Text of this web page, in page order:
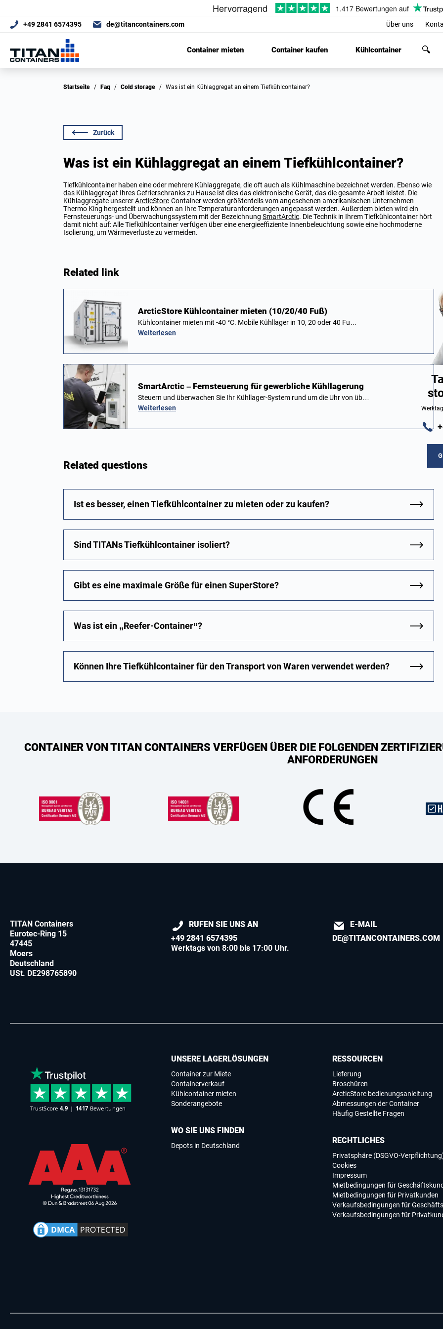
+49 2841 6574395 de@titancontainers.com Über uns
Container mieten Container kaufen Kühlcontainer
Startseite / Faq / Cold storage / Was ist ein Kühlaggregat an einem Tiefkühlcontainer?
Zurück
Was ist ein Kühlaggregat an einem Tiefkühlcontainer?
Tiefkühlcontainer haben eine oder mehrere Kühlaggregate, die oft auch als Kühlmaschine bezeichnet werden. Ebenso wie
das Kühlaggregat Ihres Gefrierschranks zu Hause ist dies das elektronische Gerät, das die gesamte Arbeit leistet. Die
Kühlaggregate unsererArcticStore-Container werden größtenteils vom angesehenen amerikanischen Unternehmen
Thermo King hergestellt und können an Ihre Temperaturanforderungen angepasst werden. Außerdem bieten wird ein
Fernsteuerungs- und Überwachungssystem mit der Bezeichnung SmartArctic. Die Technik in Ihrem Tiefkühlcontainer hört
damit nicht auf: Alle Tiefkühlcontainer verfügen über eine energieeffiziente Innenbeleuchtung sowie eine hochmoderne
Isolierung, um Wärmeverluste zu vermeiden.
Related link
ArcticStore Kühlcontainer mieten (10/20/40 Fuß)
Kühlcontainer mieten mit -40 °C. Mobile Kühllager in 10, 20 oder 40 Fu…
Weiterlesen
SmartArctic – Fernsteuerung für gewerbliche Kühllagerung
Steuern und überwachen Sie Ihr Kühllager-System rund um die Uhr von üb…
Weiterlesen
Related questions
Ist es besser, einen Tiefkühlcontainer zu mieten oder zu kaufen?
Sind TITANs Tiefkühlcontainer isoliert?
Gibt es eine maximale Größe für einen SuperStore?
Was ist ein „Reefer-Container“?
Können Ihre Tiefkühlcontainer für den Transport von Waren verwendet werden?
CONTAINER VON TITAN CONTAINERS VERFÜGEN ÜBER DIE FOLGENDEN
ANFORDERUNGEN
TITAN Containers
Eurotec-Ring 15
47445
Moers
Deutschland
USt. DE298765890
RUFEN SIE UNS AN
+49 2841 6574395
Werktags von 8:00 bis 17:00 Uhr.
E-MAIL
DE@TITANCONTAINERS.COM
UNSERE LAGERLÖSUNGEN
Container zur Miete
Containerverkauf
Kühlcontainer mieten
Sonderangebote
WO SIE UNS FINDEN
Depots in Deutschland
RESSOURCEN
Lieferung
Broschüren
ArcticStore bedienungsanleitung
Abmessungen der Container
Häufig Gestellte Fragen
RECHTLICHES
Privatsphäre (DSGVO-
Cookies
Impressum
Mietbedingungen für
Mietbedingungen für Privatkunden
Verkaufsbedingungen für
Verkaufsbedingungen für